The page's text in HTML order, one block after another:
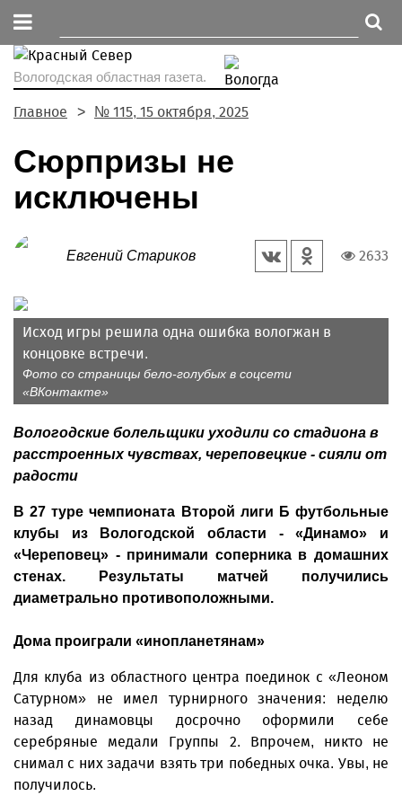
Вологодская областная газета.
Главное № 115, 15 октября, 2025
Сюрпризы не
исключены
Евгений Стариков 2633
Исход игры решила одна ошибка вологжан в
концовке встречи.
Фото со страницы бело-голубых в соцсети
«ВКонтакте»
Вологодские болельщики уходили со стадиона в
расстроенных чувствах, череповецкие - сияли от
радости
В 27 туре чемпионата Второй лиги Б футбольные
клубы из Вологодской области - «Динамо» и
«Череповец» - принимали соперника в домашних
стенах. Результаты матчей получились
диаметрально противоположными.
Дома проиграли «инопланетянам»
Для клуба из областного центра поединок с «Леоном
Сатурном» не имел турнирного значения: неделю
назад динамовцы досрочно оформили себе
серебряные медали Группы 2. Впрочем, никто не
снимал с них задачи взять три победных очка. Увы, не
получилось.